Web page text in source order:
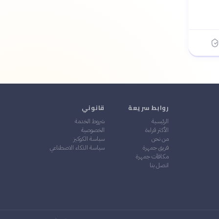
روابط سريعة
الرئيسية
الأكثر قراءة
من نحن
فريق جمهرة
مكافآت جمهرة
اتصل بنا
قانوني
شروط الخدمة
الخصوصية
سياسة الكوكيز
سياسة الذكاء الاصطناعي